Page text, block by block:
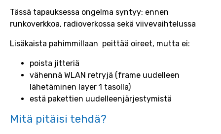
Tässä tapauksessa ongelma syntyy: ennen
runkoverkkoa, radioverkossa sekä viivevaihtelussa
Lisäkaista pahimmillaan peittää oireet, mutta ei:
poista jitteriä
vähennä WLAN retryjä (frame uudelleen
lähetäminen layer 1 tasolla)
estä pakettien uudelleenjärjestymistä
Mitä pitäisi tehdä?